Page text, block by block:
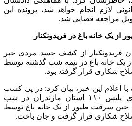
لازم انجام خواهد شد، پرونده این
مراجعه قضایی شد.
یک خانه باغ در فریدونکنار
فریدونکنار از کشف جسد مردی خبر
یک خانه باغ در نیمه شب گذشته توسط
شکاری قرار گرفته بود.
اعلام این خبر، بیان کرد: در پی کسب
خبری از مرکز فوریت‌های پلیس ۱۱۰ استان مازندران در شب
حین سرقت طیور از یک خانه باغ توسط
شکاری قرار گرفت و جان باخت.